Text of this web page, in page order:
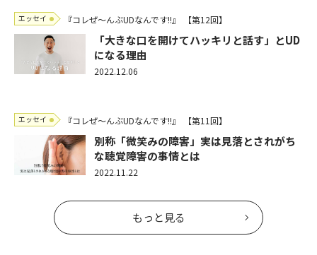
エッセイ 『コレぜ～んぶUDなんです!!』 【第12回】
「大きな口を開けてハッキリと話す」とUD
になる理由
2022.12.06
エッセイ 『コレぜ～んぶUDなんです!!』 【第11回】
別称「微笑みの障害」実は見落とされがち
な聴覚障害の事情とは
2022.11.22
もっと見る